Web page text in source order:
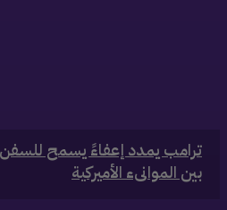
‏ترامب يمدد إعفاءً يسمح للسفن
بين الموانىء الأميركية